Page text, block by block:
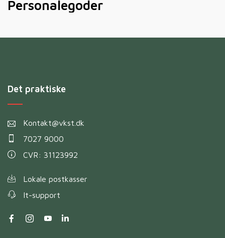
Personalegoder
Det praktiske
Kontakt@vkst.dk
7027 9000
CVR: 31123992
Lokale postkasser
It-support